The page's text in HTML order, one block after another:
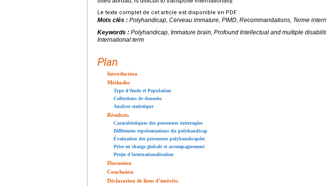
Le texte complet de cet article est disponible en PDF.
Mots clés : Polyhandicap, Cerveau immature, PIMD, Recommandations, Terme
Keywords : Polyhandicap, Immature brain, Profound Intellectual and multiple
International term
Plan
Introduction
Méthodes
Type d’étude et Population
Collections de données
Analyse statistique
Résultats
Caractéristiques des personnes interrogées
Différentes représentations du polyhandicap
Évaluation des personnes polyhandicapées
Prise en charge globale et accompagnement
Projet d’internationalisation
Discussion
Conclusion
Déclaration de liens d’intérêts